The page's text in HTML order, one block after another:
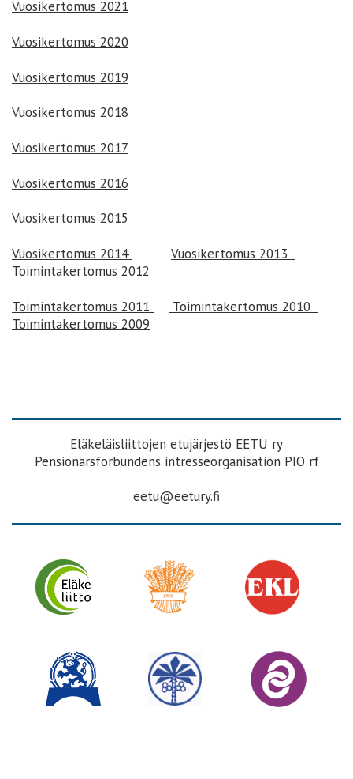
Vuosikertomus 2021
Vuosikertomus 2020
Vuosikertomus 2019
Vuosikertomus 2018
Vuosikertomus 2017
Vuosikertomus 2016
Vuosikertomus 2015
Vuosikertomus 2014
Vuosikertomus 2013
Toimintakertomus 2012
Toimintakertomus 2011
Toimintakertomus 2010
Toimintakertomus 2009
Eläkeläisliittojen etujärjestö EETU ry
Pensionärsförbundens intresseorganisation PIO rf
eetu@eetury.fi